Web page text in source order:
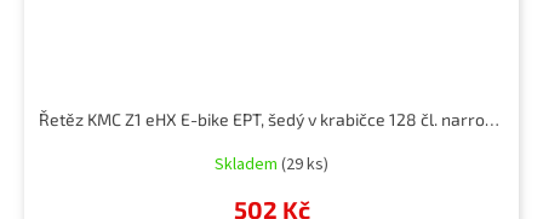
Řetěz KMC Z1 eHX E-bike EPT, šedý v krabičce 128 čl. narrow, vnitřní šířka 4,6 mm
Skladem (29 ks)
502 Kč